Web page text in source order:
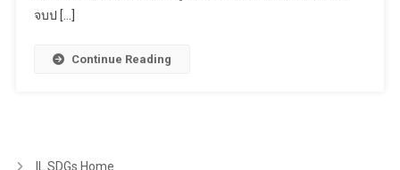
จบป […]
Continue Reading
IL SDGs Home